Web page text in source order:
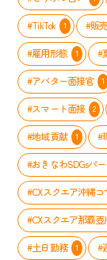
ッ
チ」
を
入
れ
る
取
り
組
み
#TikTok 1 #販売
#雇用形態 1 #
#アバター面接官 1
#スマート面接 2
#地域貢献 1 #
#おきなわSDGsパ
#CXスクエア沖縄コ
#CXスクエア那覇壺
#土日勤務 1 #